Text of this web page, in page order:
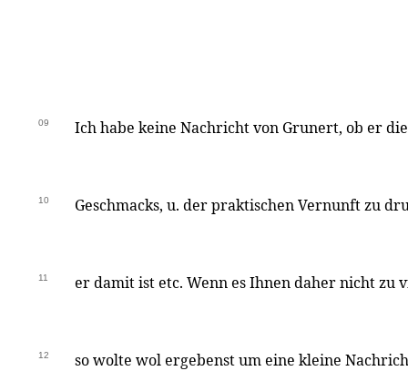
09 Ich habe keine Nachricht von Grunert, ob er
10 Geschmacks, u. der praktischen Vernunft zu
11 er damit ist etc. Wenn es Ihnen daher nicht zu
12 so wolte wol ergebenst um eine kleine